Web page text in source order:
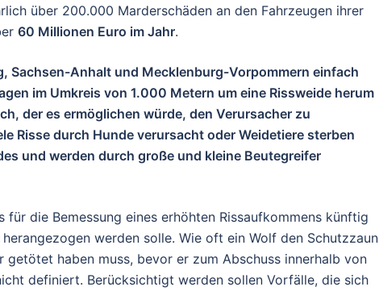
über 200.000 Marderschäden an den Fahrzeugen ihrer
60 Millionen Euro im Jahr.
Sachsen-Anhalt und Mecklenburg-Vorpommern einfach
im Umkreis von 1.000 Metern um eine Rissweide herum
der es ermöglichen würde, den Verursacher zu
Risse durch Hunde verursacht oder Weidetiere sterben
und werden durch große und kleine Beutegreifer
die Bemessung eines erhöhten Rissaufkommens künftig
werden solle. Wie oft ein Wolf den Schutzzaun
haben muss, bevor er zum Abschuss innerhalb von
definiert. Berücksichtigt werden sollen Vorfälle, die sich